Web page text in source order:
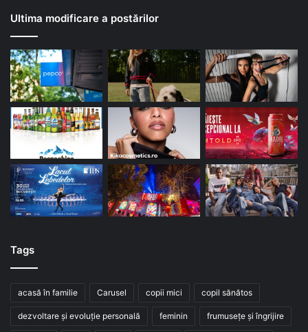
Ultima modificare a postărilor
Tags
acasă în familie Carusel copii mici copil sănătos
dezvoltare și evoluție personală feminin frumusețe și îngrijire